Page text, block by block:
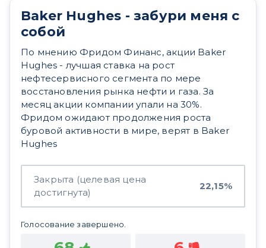
Baker Hughes - забури меня с
собой
По мнению Фридом Финанс, акции Baker
Hughes - лучшая ставка на рост
нефтесервисного сегмента по мере
восстановления рынка нефти и газа. За
месяц акции компании упали на 30%.
Фридом ожидают продолжения роста
буровой активности в мире, верят в Baker
Hughes
Закрыта (целевая цена
достигнута)
22,15%
Голосование завершено.